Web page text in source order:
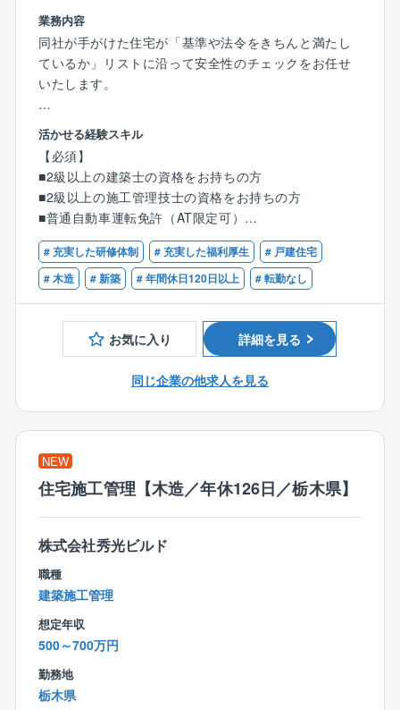
平均歩合約45万円（1棟当たり）
■平均受注数
平均年間受注数：10.25棟（1人当たり）
＜例：年間歩合給＞
1棟当たり約45万円×平均10棟＝450万円
業務内容
同社が手がけた住宅が「基準や法令をきちんと満たし
ているか」リストに沿って安全性のチェックをお任せ
いたします。
◆具体的な業務内容◆
【検査業務】
同社は徹底した検査で安全性の高い住宅を提供してい
ます。
着工から竣工まで合計で12回行う検査のうち9回の検査
を担当していただきます。
＜9回の検査項目＞
■配置確認検査■出来形検査■土台検査
■上棟検査■断熱検査■ボード検査
■外装検査■木完検査■完了検査
◎検査業務は全て現場で直接対応
◎チェックシートに従って検査を実施
◎検査後、写真を撮影して専用サイトに登録
◎基準を満たさない項目があった場合、
監督や現場の職人さんに伝え、修正を依頼
★現場の職人さんとのコミュニケーションが重要で
す！
監督や職人さんと連携をとりながら、
お客様の暮らしの安心と安全のために
真摯に品質検査に取り組んでいきましょう！
〈チーム組織構成〉
年齢関係なく和気あいあいとコミュニケーションを取
っているため、働きやすい環境です！
活かせる経験スキル
【必須】
■2級以上の建築士の資格をお持ちの方
■2級以上の施工管理技士の資格をお持ちの方
■普通自動車運転免許（AT限定可）
★建築や現場の経験・知識はゼロでOK！
※第二新卒の方歓迎！
＼１つでも当てはまったら、ぜひご応募を！／
・施工管理や建築・建設関係のご経験をお持ちの方
・真面目にコツコツと業務に取り組める方
・コミュニケーション能力を活かしたい方
・誰かの安心を守る仕事がしたい方
# 充実した研修体制 # 充実した福利厚生
# 戸建住宅
# 木造
# 新築 # 年間休日120日以上 # 転勤なし
お気に入り 詳細を見る
同じ企業の他求人を見る
NEW
住宅施工管理【木造／年休126日／栃木県】
株式会社秀光ビルド
職種
建築施工管理
想定年収
500～700万円
勤務地
栃木県